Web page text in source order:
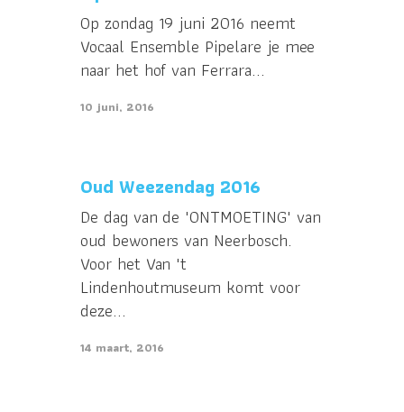
Op zondag 19 juni 2016 neemt
Vocaal Ensemble Pipelare je mee
naar het hof van Ferrara...
10 juni, 2016
Oud Weezendag 2016
De dag van de 'ONTMOETING' van
oud bewoners van Neerbosch.
Voor het Van 't
Lindenhoutmuseum komt voor
deze...
14 maart, 2016